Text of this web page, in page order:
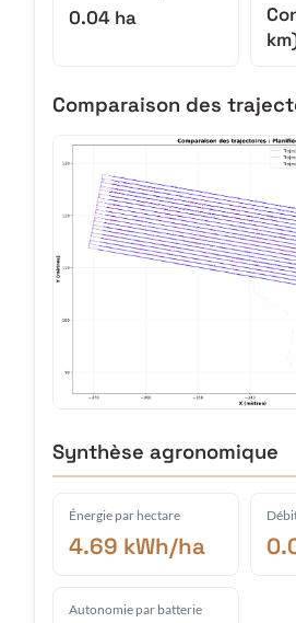
0.04 ha
Comparaison des
Synthèse agronomique
Énergie par hectare
4.69 kWh/ha
Autonomie par batterie